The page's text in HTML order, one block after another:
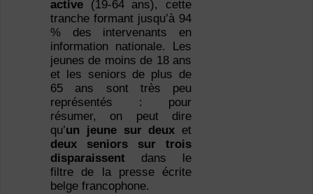
active(19-64 ans), cette
tranche formant jusqu’à 94
% des intervenants en
information nationale. Les
jeunes de moins de 18 ans
et les seniors de plus de
65 ans sont très peu
représentés : pour
résumer, on peut dire
qu’un jeune sur deux et
deux seniors sur trois
disparaissentdans le
filtre de la presse écrite
belge francophone.